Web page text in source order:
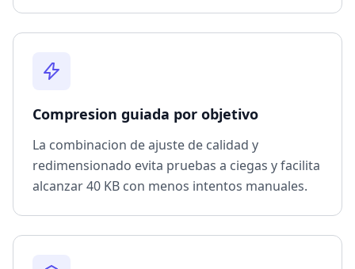
Compresion guiada por objetivo
La combinacion de ajuste de calidad y
redimensionado evita pruebas a ciegas y facilita
alcanzar 40 KB con menos intentos manuales.